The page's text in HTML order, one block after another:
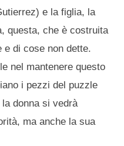
e la figlia, la
questa, che è costruita
e di cose non dette.
nel mantenere questo
i pezzi del puzzle
donna si vedrà
ma anche la sua